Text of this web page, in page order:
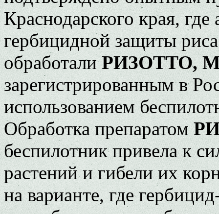
Краснодарского края,
гербицидной защиты
обработалиРИЗОТТО,
зарегистрированным в
использованием
Обработка препаратом
беспилотник привела к
растений и гибели их
на варианте, где